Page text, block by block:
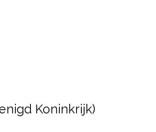
Koninkrijk)